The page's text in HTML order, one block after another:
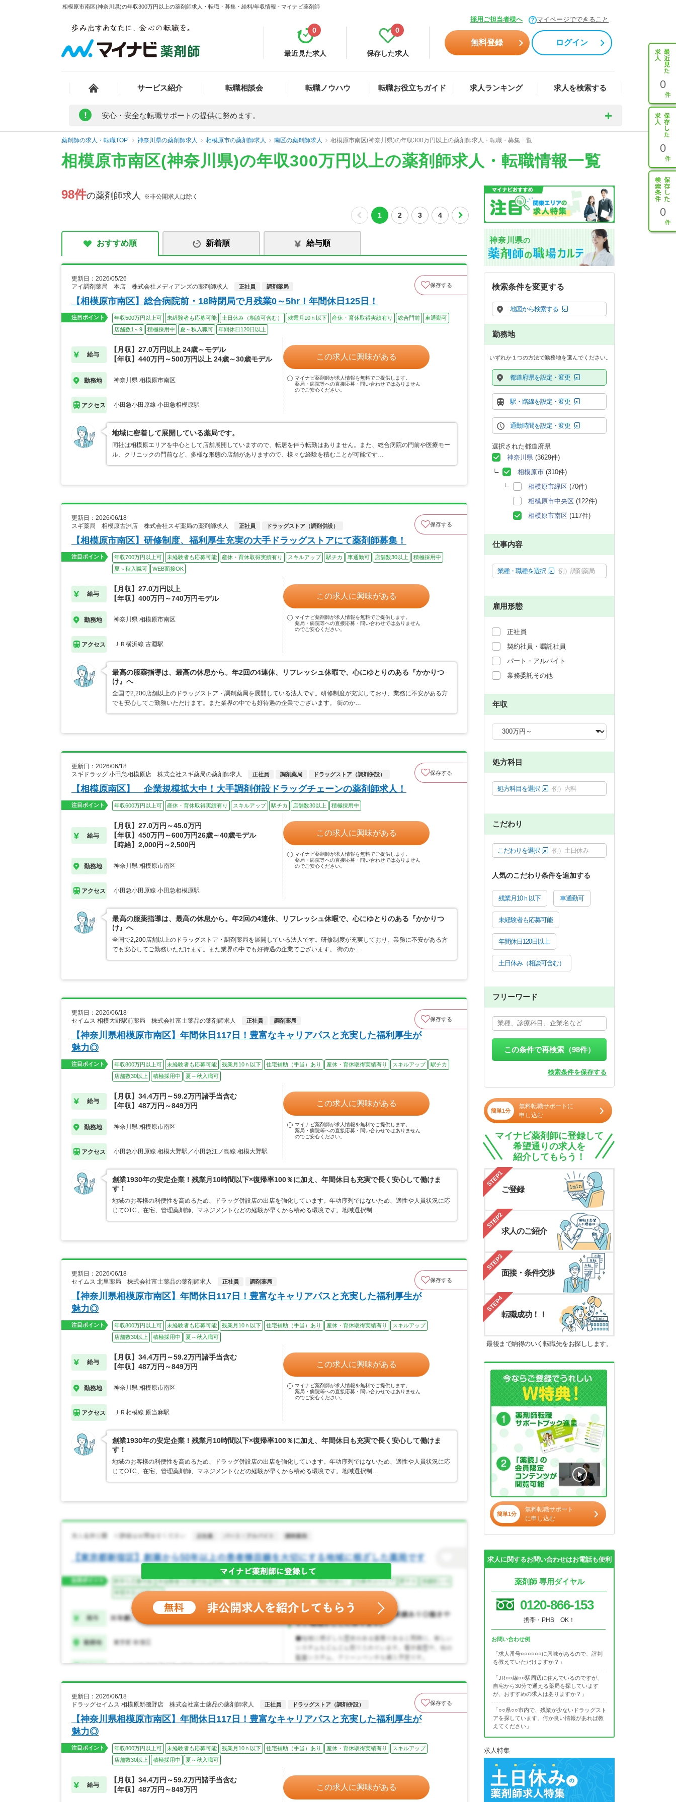
相模原市南区(神奈川県)の年収300万円以上の薬剤師求人・転職・募集・給料/年収情報 - マイナビ薬剤師
採用ご担当者様へ マイページでできること
最近見た求人
0
保存した求人
0
無料登録 ログイン
サービス紹介 転職相談会 転職ノウハウ 転職お役立ちガイド 求人ランキング 求人を検索する 0
0
0
! 安心・安全な転職サポートの提供に努めます。
薬剤師の求人・転職TOP 神奈川県の薬剤師求人 相模原市の薬剤師求人 南区の薬剤師求人 相模原市南区(神奈川県)の年収300万円以上の薬剤師求人・転職・募集一覧
相模原市南区(神奈川県)の年収300万円以上の薬剤師求人・転職情報一覧
98件の薬剤師求人 ※非公開求人は除く
1 2 3 4
おすすめ順 新着順 給与順
更新日：2026/05/26
アイ調剤薬局 本店 株式会社メディアンズの薬剤師求人
正社員 調剤薬局 保存する
【相模原市南区】総合病院前・18時閉局で月残業0～5hr！年間休日125日！
注目ポイント 年収500万円以上可 未経験者も応募可能 土日休み（相談可含む） 残業月10ｈ以下 産休・育休取得実績有り 総合門前
車通勤可
店舗数1～9
積極採用中 夏～秋入職可 年間休日120日以上
給与
【月収】27.0万円以上 24歳～モデル
【年収】440万円～500万円以上 24歳～30歳モデル
勤務地 神奈川県 相模原市南区
アクセス 小田急小田原線 小田急相模原駅
この求人に興味がある
マイナビ薬剤師が求人情報を無料でご提供します。
薬局・病院等への直接応募・問い合わせではありません
のでご安心ください。
地域に密着して展開している薬局です。
同社は相模原エリアを中心として店舗展開していますので、転居を伴う転勤はありません。また、総合病院の門前や医療モー
ル、クリニックの門前など、多様な形態の店舗がありますので、様々な経験を積むことが可能です…
更新日：2026/06/18
スギ薬局 相模原古淵店 株式会社スギ薬局の薬剤師求人
正社員 ドラッグストア（調剤併設） 保存する
【相模原市南区】研修制度、福利厚生充実の大手ドラッグストアにて薬剤師募集！
注目ポイント 年収700万円以上可 未経験者も応募可能 産休・育休取得実績有り スキルアップ 駅チカ 車通勤可 店舗数30以上
積極採用中
夏～秋入職可
WEB面接OK
給与
【月収】27.0万円以上
【年収】400万円～740万円モデル
勤務地 神奈川県 相模原市南区
アクセス ＪＲ横浜線 古淵駅
この求人に興味がある
マイナビ薬剤師が求人情報を無料でご提供します。
薬局・病院等への直接応募・問い合わせではありません
のでご安心ください。
最高の服薬指導は、最高の休息から。年2回の4連休、リフレッシュ休暇で、心にゆとりのある『かかりつ
け』へ
全国で2,200店舗以上のドラッグストア・調剤薬局を展開している法人です。研修制度が充実しており、業務に不安がある方
でも安心してご勤務いただけます。また業界の中でも好待遇の企業でございます。 街のか…
更新日：2026/06/18
スギドラッグ 小田急相模原店 株式会社スギ薬局の薬剤師求人
正社員 調剤薬局 ドラッグストア（調剤併設） 保存する
【相模原南区】 企業規模拡大中！大手調剤併設ドラッグチェーンの薬剤師求人！
注目ポイント 年収600万円以上可 産休・育休取得実績有り スキルアップ 駅チカ 店舗数30以上 積極採用中
給与
【月収】27.0万円～45.0万円
【年収】450万円～600万円26歳～40歳モデル
【時給】2,000円～2,500円
勤務地 神奈川県 相模原市南区
アクセス 小田急小田原線 小田急相模原駅
この求人に興味がある
マイナビ薬剤師が求人情報を無料でご提供します。
薬局・病院等への直接応募・問い合わせではありません
のでご安心ください。
最高の服薬指導は、最高の休息から。年2回の4連休、リフレッシュ休暇で、心にゆとりのある『かかりつ
け』へ
全国で2,200店舗以上のドラッグストア・調剤薬局を展開している法人です。研修制度が充実しており、業務に不安がある方
でも安心してご勤務いただけます。また業界の中でも好待遇の企業でございます。 街のか…
更新日：2026/06/18
セイムス 相模大野駅前薬局 株式会社富士薬品の薬剤師求人
正社員 調剤薬局 保存する
【神奈川県相模原市南区】年間休日117日！豊富なキャリアパスと充実した福利厚生が
魅力◎
注目ポイント 年収800万円以上可 未経験者も応募可能 残業月10ｈ以下 住宅補助（手当）あり 産休・育休取得実績有り スキルアップ
駅チカ
店舗数30以上
積極採用中 夏～秋入職可
給与
【月収】34.4万円～59.2万円諸手当含む
【年収】487万円～849万円
勤務地 神奈川県 相模原市南区
アクセス 小田急小田原線 相模大野駅／小田急江ノ島線 相模大野駅
この求人に興味がある
マイナビ薬剤師が求人情報を無料でご提供します。
薬局・病院等への直接応募・問い合わせではありません
のでご安心ください。
創業1930年の安定企業！残業月10時間以下×復帰率100％に加え、年間休日も充実で長く安心して働けま
す！
地域のお客様の利便性を高めるため、ドラッグ併設店の出店を強化しています。年功序列ではないため、適性や人員状況に応
じてOTC、在宅、管理薬剤師、マネジメントなどの経験が早くから積める環境です。地域選択制…
更新日：2026/06/18
セイムス 北里薬局 株式会社富士薬品の薬剤師求人
正社員 調剤薬局 保存する
【神奈川県相模原市南区】年間休日117日！豊富なキャリアパスと充実した福利厚生が
魅力◎
注目ポイント 年収800万円以上可 未経験者も応募可能 残業月10ｈ以下 住宅補助（手当）あり 産休・育休取得実績有り
スキルアップ
店舗数30以上
積極採用中 夏～秋入職可
給与
【月収】34.4万円～59.2万円諸手当含む
【年収】487万円～849万円
勤務地 神奈川県 相模原市南区
アクセス ＪＲ相模線 原当麻駅
この求人に興味がある
マイナビ薬剤師が求人情報を無料でご提供します。
薬局・病院等への直接応募・問い合わせではありません
のでご安心ください。
創業1930年の安定企業！残業月10時間以下×復帰率100％に加え、年間休日も充実で長く安心して働けま
す！
地域のお客様の利便性を高めるため、ドラッグ併設店の出店を強化しています。年功序列ではないため、適性や人員状況に応
じてOTC、在宅、管理薬剤師、マネジメントなどの経験が早くから積める環境です。地域選択制…
更新日：2026/06/18
ドラッグセイムス 相模原新磯野店 株式会社富士薬品の薬剤師求人
正社員 ドラッグストア（調剤併設） 保存する
【神奈川県相模原市南区】年間休日117日！豊富なキャリアパスと充実した福利厚生が
魅力◎
注目ポイント 年収800万円以上可 未経験者も応募可能 残業月10ｈ以下 住宅補助（手当）あり 産休・育休取得実績有り
スキルアップ
店舗数30以上
積極採用中 夏～秋入職可
給与
【月収】34.4万円～59.2万円諸手当含む
【年収】487万円～849万円
この求人に興味がある
神奈川県の
検索条件を変更する
地図から検索する
勤務地
いずれか１つの方法で勤務地を選んでください。
都道府県を設定・変更
駅・路線を設定・変更
通勤時間を設定・変更
選択された都道府県
神奈川県 (3629件)
相模原市 (310件)
相模原市緑区 (70件)
相模原市中央区 (122件)
相模原市南区 (117件)
仕事内容
業種・職種を選択 例）調剤薬局
雇用形態
正社員
契約社員・嘱託社員
パート・アルバイト
業務委託その他
年収
処方科目
処方科目を選択 例）内科
こだわり
こだわりを選択 例）土日休み
人気のこだわり条件を追加する
残業月10ｈ以下 車通勤可
未経験者も応募可能
年間休日120日以上
土日休み（相談可含む）
フリーワード
この条件で再検索（98件）
検索条件を保存する
簡単1分
無料転職サポートに
申し込む
マイナビ薬剤師に登録して
希望通りの求人を
紹介してもらう！
STEP1
ご登録
STEP2
求人のご紹介
STEP3
面接・条件交渉
STEP4
転職成功！！
最後まで納得のいく転職先をお探しします。
簡単1分
無料転職サポート
に申し込む
求人に関するお問い合わせはお電話も便利
薬剤師 専用ダイヤル
0120-866-153
携帯・PHS OK！
お問い合わせ例
「求人番号○○○○○○に興味があるので、評判
を教えていただけますか？」
「JR○○線○○駅周辺に住んでいるのですが、
自宅から30分で通える薬局を探しています
が、おすすめの求人はありますか？」
「○○県○○市内で、残業が少ないドラッグスト
アを探しています。何か良い情報があれば教
えてください」
求人特集